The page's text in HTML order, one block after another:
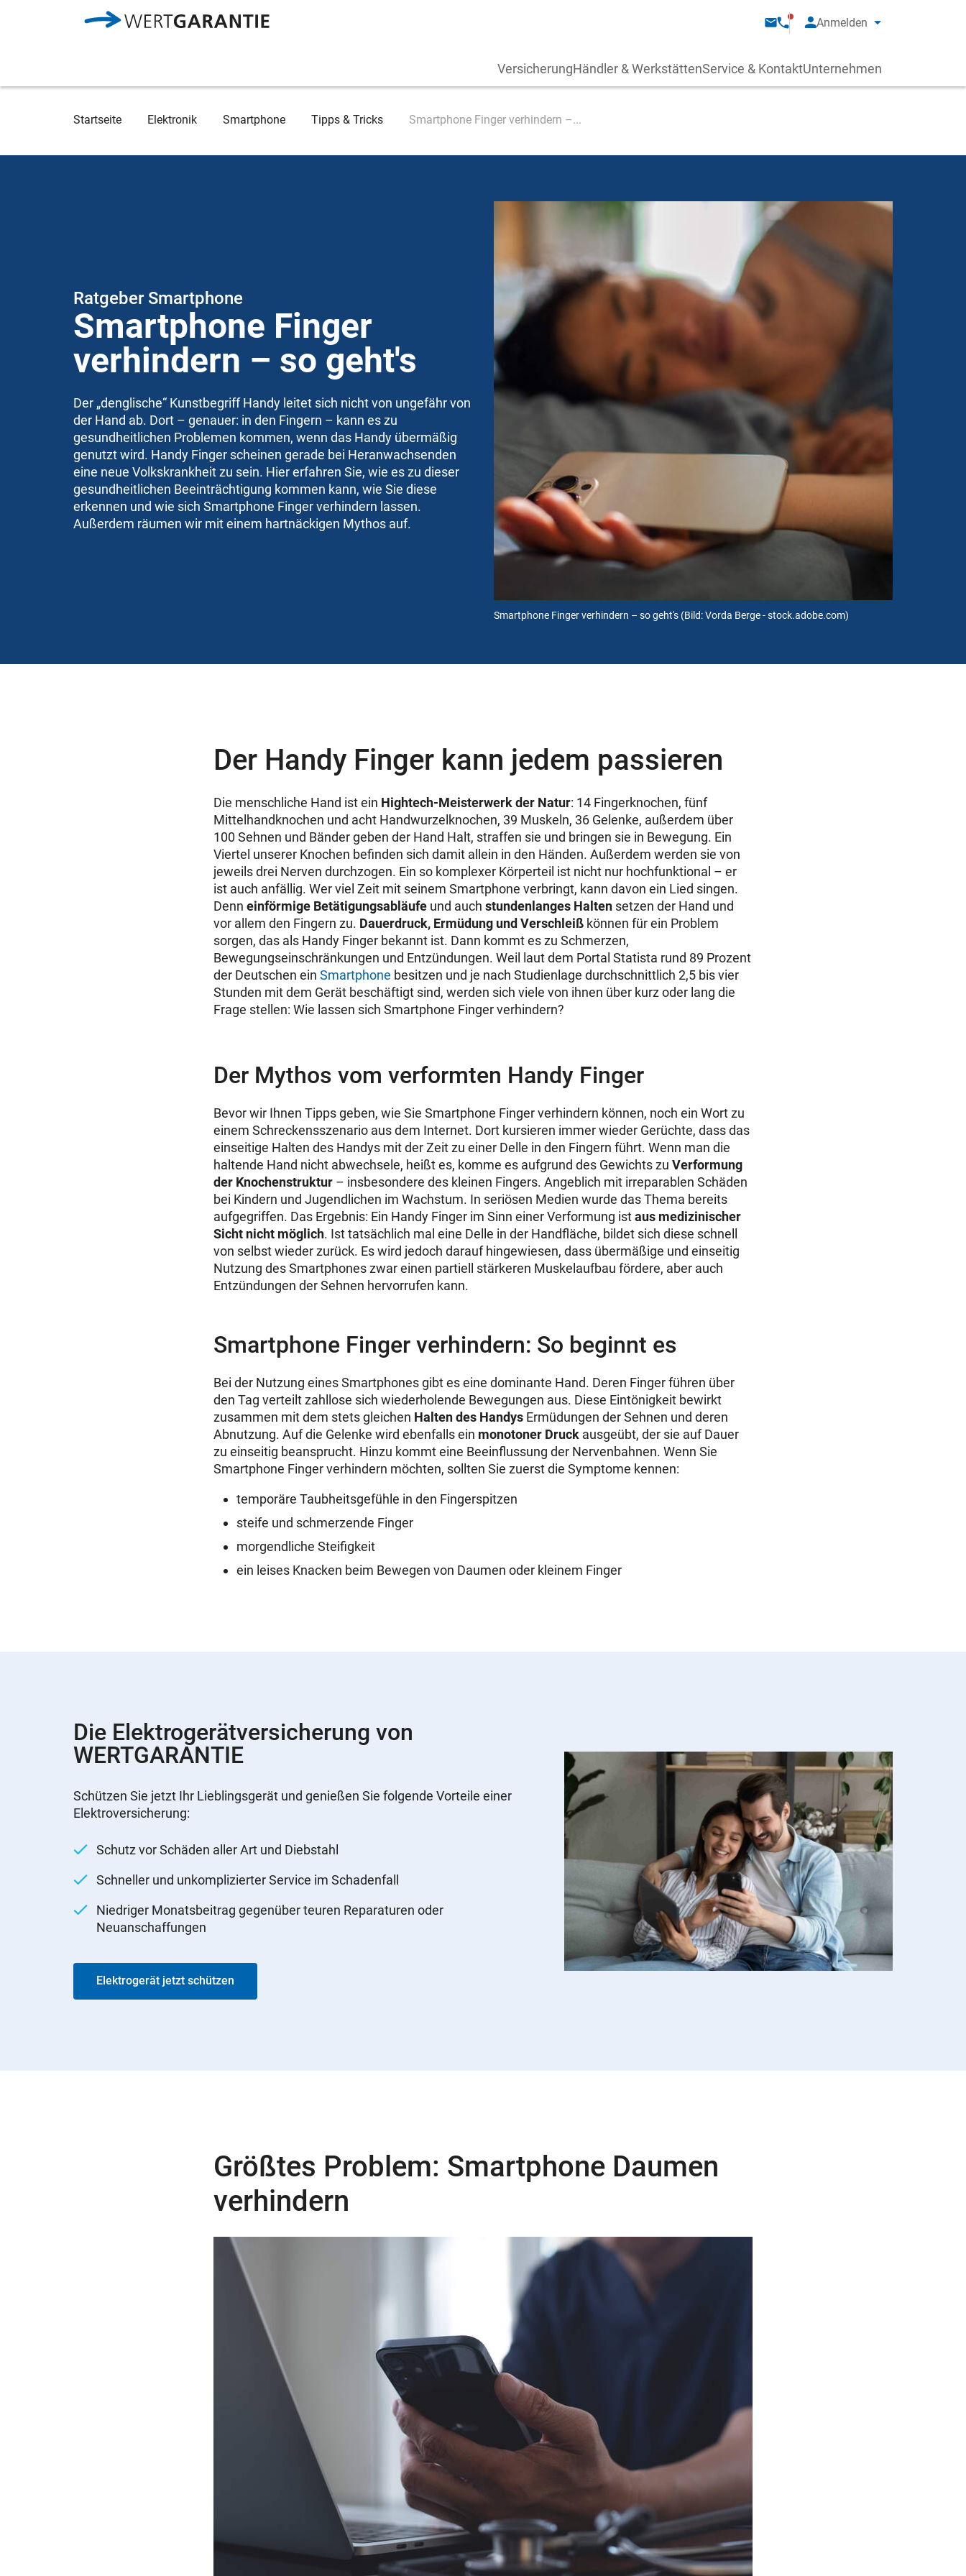
Anmelden
VersicherungHändler & WerkstättenService & KontaktUnternehmen
Breadcrumb
Startseite Elektronik Smartphone Tipps & Tricks Smartphone Finger verhindern –...
Smartphone Finger verhindern – so geht's (Bild: Vorda Berge - stock.adobe.com)
Ratgeber Smartphone
Smartphone Finger
verhindern – so geht's
Der „denglische“ Kunstbegriff Handy leitet sich nicht von ungefähr von
der Hand ab. Dort – genauer: in den Fingern – kann es zu
gesundheitlichen Problemen kommen, wenn das Handy übermäßig
genutzt wird. Handy Finger scheinen gerade bei Heranwachsenden
eine neue Volkskrankheit zu sein. Hier erfahren Sie, wie es zu dieser
gesundheitlichen Beeinträchtigung kommen kann, wie Sie diese
erkennen und wie sich Smartphone Finger verhindern lassen.
Außerdem räumen wir mit einem hartnäckigen Mythos auf.
Der Handy Finger kann jedem passieren
Die menschliche Hand ist ein Hightech-Meisterwerk der Natur: 14 Fingerknochen, fünf
Mittelhandknochen und acht Handwurzelknochen, 39 Muskeln, 36 Gelenke, außerdem über
100 Sehnen und Bänder geben der Hand Halt, straffen sie und bringen sie in Bewegung. Ein
Viertel unserer Knochen befinden sich damit allein in den Händen. Außerdem werden sie von
jeweils drei Nerven durchzogen. Ein so komplexer Körperteil ist nicht nur hochfunktional – er
ist auch anfällig. Wer viel Zeit mit seinem Smartphone verbringt, kann davon ein Lied singen.
Denn einförmige Betätigungsabläufe und auch stundenlanges Halten setzen der Hand und
vor allem den Fingern zu. Dauerdruck, Ermüdung und Verschleiß können für ein Problem
sorgen, das als Handy Finger bekannt ist. Dann kommt es zu Schmerzen,
Bewegungseinschränkungen und Entzündungen. Weil laut dem Portal Statista rund 89 Prozent
der Deutschen ein Smartphone besitzen und je nach Studienlage durchschnittlich 2,5 bis vier
Stunden mit dem Gerät beschäftigt sind, werden sich viele von ihnen über kurz oder lang die
Frage stellen: Wie lassen sich Smartphone Finger verhindern?
Der Mythos vom verformten Handy Finger
Bevor wir Ihnen Tipps geben, wie Sie Smartphone Finger verhindern können, noch ein Wort zu
einem Schreckensszenario aus dem Internet. Dort kursieren immer wieder Gerüchte, dass das
einseitige Halten des Handys mit der Zeit zu einer Delle in den Fingern führt. Wenn man die
haltende Hand nicht abwechsele, heißt es, komme es aufgrund des Gewichts zu Verformung
der Knochenstruktur – insbesondere des kleinen Fingers. Angeblich mit irreparablen Schäden
bei Kindern und Jugendlichen im Wachstum. In seriösen Medien wurde das Thema bereits
aufgegriffen. Das Ergebnis: Ein Handy Finger im Sinn einer Verformung istaus medizinischer
Sicht nicht möglich. Ist tatsächlich mal eine Delle in der Handfläche, bildet sich diese schnell
von selbst wieder zurück. Es wird jedoch darauf hingewiesen, dass übermäßige und einseitig
Nutzung des Smartphones zwar einen partiell stärkeren Muskelaufbau fördere, aber auch
Entzündungen der Sehnen hervorrufen kann.
Smartphone Finger verhindern: So beginnt es
Bei der Nutzung eines Smartphones gibt es eine dominante Hand. Deren Finger führen über
den Tag verteilt zahllose sich wiederholende Bewegungen aus. Diese Eintönigkeit bewirkt
zusammen mit dem stets gleichen Halten des Handys Ermüdungen der Sehnen und deren
Abnutzung. Auf die Gelenke wird ebenfalls ein monotoner Druck ausgeübt, der sie auf Dauer
zu einseitig beansprucht. Hinzu kommt eine Beeinflussung der Nervenbahnen. Wenn Sie
Smartphone Finger verhindern möchten, sollten Sie zuerst die Symptome kennen:
temporäre Taubheitsgefühle in den Fingerspitzen
steife und schmerzende Finger
morgendliche Steifigkeit
ein leises Knacken beim Bewegen von Daumen oder kleinem Finger
Die Elektrogerätversicherung von
WERTGARANTIE
Schützen Sie jetzt Ihr Lieblingsgerät und genießen Sie folgende Vorteile einer
Elektroversicherung:
Schutz vor Schäden aller Art und Diebstahl
Schneller und unkomplizierter Service im Schadenfall
Niedriger Monatsbeitrag gegenüber teuren Reparaturen oder
Neuanschaffungen
Elektrogerät jetzt schützen
Größtes Problem: Smartphone Daumen
verhindern